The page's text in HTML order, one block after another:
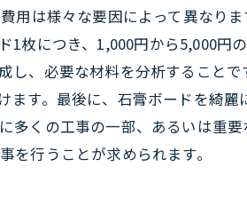
用は様々な要因によって異なり
枚につき、1,000円から5,000円
、必要な材料を分析すること
す。最後に、石膏ボードを綺麗
くの工事の一部、あるいは重
行うことが求められます。